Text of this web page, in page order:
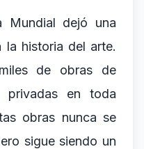
Mundial dejó una
la historia del arte.
de obras de
privadas en toda
obras nunca se
sigue siendo un